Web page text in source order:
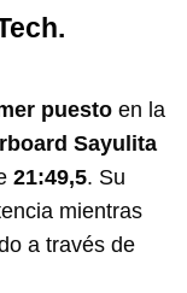
puestoen la
Sayulita
21:49,5. Su
mientras
a través de